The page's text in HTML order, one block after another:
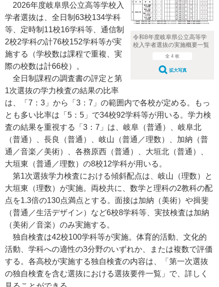
令和8年度岐阜県公立高等学
校入学者選抜の実施概要一覧
全 4 枚
拡大写真
2026年度岐阜県公立高等学校入
学者選抜は、全日制63校134学科
等、定時制11校16学科等、通信制
2校2学科の計76校152学科等が実
施する（学校数は課程で重複、実
際の校数は計66校）。
全日制課程の調査書の評定と第
1次選抜の学力検査の結果の比率
は、「7：3」から「3：7」の範囲内で各校が定める。もっ
とも多い比率は「5：5」で34校92学科等が用いる。学力検
査の結果を重視する「3：7」は、岐阜（普通）、岐阜北
（普通）、長良（普通）、岐山（普通／理数）、加納（普
通／音楽／美術）、各務原西（普通）、大垣北（普通）、
大垣東（普通／理数）の8校12学科が用いる。
第1次選抜学力検査における傾斜配点は、岐山（理数）と
大垣東（理数）が実施。両校共に、数学と理科の2教科の配
点を1.3倍の130点満点とする。面接は加納（美術）や揖斐
（普通／生活デザイン）など6校8学科等、実技検査は加納
（美術／音楽）のみ実施する。
独自検査は42校100学科等が実施。体育的活動、文化的
活動、学科への適性の3分野のいずれか、または複数で評価
する。各高校が実施する独自検査の内容は、「第一次選抜
の独自検査を含む選抜における選抜要件一覧」で、詳しく